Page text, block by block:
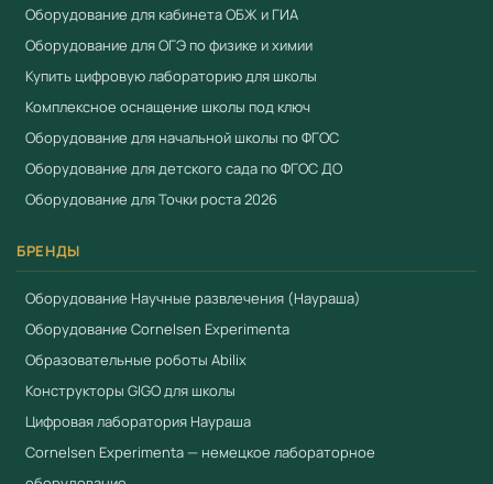
Оборудование для кабинета ОБЖ и ГИА
Оборудование для ОГЭ по физике и химии
Купить цифровую лабораторию для школы
Комплексное оснащение школы под ключ
Оборудование для начальной школы по ФГОС
Оборудование для детского сада по ФГОС ДО
Оборудование для Точки роста 2026
БРЕНДЫ
Оборудование Научные развлечения (Наураша)
Оборудование Cornelsen Experimenta
Образовательные роботы Abilix
Конструкторы GIGO для школы
Цифровая лаборатория Наураша
Cornelsen Experimenta — немецкое лабораторное